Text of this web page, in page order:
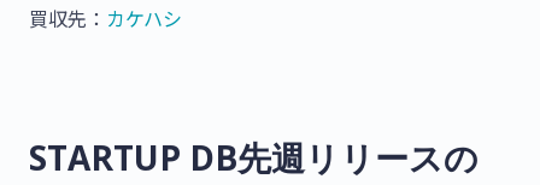
買収先： カケハシ
STARTUP DB先週リリースの